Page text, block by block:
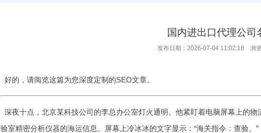
国内进出口代理公司
发布日期：2026-07-04 11:02:18 浏览
好的，请阅览这篇为您深度定制的SEO文章。
深夜十点，北京某科技公司的李总办公室灯火通明。他紧盯着电脑屏幕上的
验室精密分析仪器的海运信息。屏幕上冷冰冰的文字显示：“海关指令：查验。”